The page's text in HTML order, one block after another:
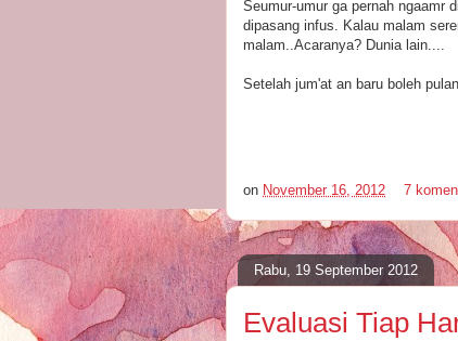
Seumur-umur ga pernah ngaamr
dipasang infus. Kalau malam
malam..Acaranya? Dunia lain....
Setelah jum'at an baru boleh
on November 16, 2012 7
Rabu, 19 September 2012
Evaluasi Tiap